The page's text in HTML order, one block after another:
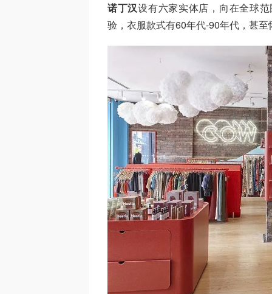
诺丁汉设有六家实体店，向在全球
验，衣服款式有60年代-90年代，甚